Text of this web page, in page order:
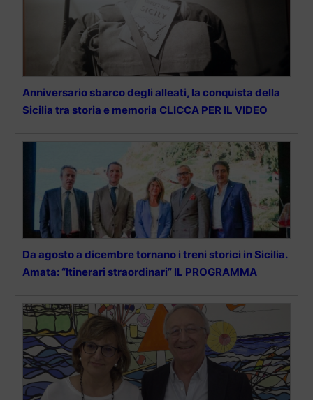
Anniversario sbarco degli alleati, la conquista della
Sicilia tra storia e memoria CLICCA PER IL VIDEO
Da agosto a dicembre tornano i treni storici in Sicilia.
Amata: “Itinerari straordinari” IL PROGRAMMA